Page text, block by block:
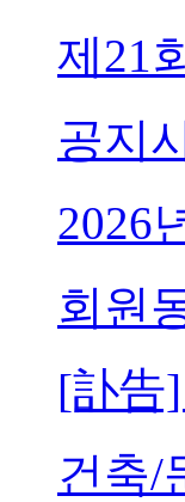
제21
공지
2026
회원
[訃告
건축/